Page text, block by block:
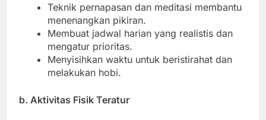
Teknik pernapasan dan meditasi membantu
menenangkan pikiran.
Membuat jadwal harian yang realistis dan
mengatur prioritas.
Menyisihkan waktu untuk beristirahat dan
melakukan hobi.
b. Aktivitas Fisik Teratur